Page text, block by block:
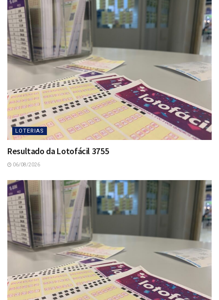
LOTERIAS
Resultado da Lotofácil 3755
06/08/2026